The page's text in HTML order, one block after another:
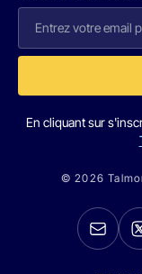
En cliquant sur
© 2026